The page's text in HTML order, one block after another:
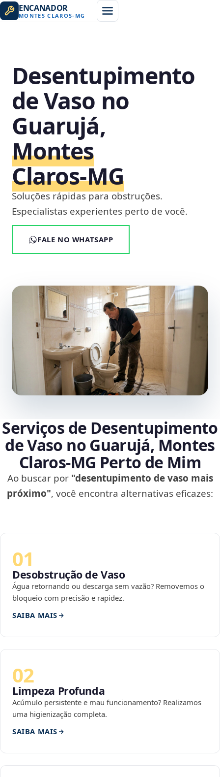
ENCANADOR
MONTES CLAROS- MG
Desentupimento
de Vaso no
Guarujá,
Montes
Claros‑MG
Soluções rápidas para obstruções.
Especialistas experientes perto de você.
FALE NO WHATSAPP
Serviços de Desentupimento
de Vaso no Guarujá, Montes
Claros‑MG Perto de Mim
Ao buscar por "desentupimento de vaso mais
próximo", você encontra alternativas eficazes:
01
Desobstrução de Vaso
Água retornando ou descarga sem vazão? Removemos o
bloqueio com precisão e rapidez.
SAIBA MAIS
02
Limpeza Profunda
Acúmulo persistente e mau funcionamento? Realizamos
uma higienização completa.
SAIBA MAIS